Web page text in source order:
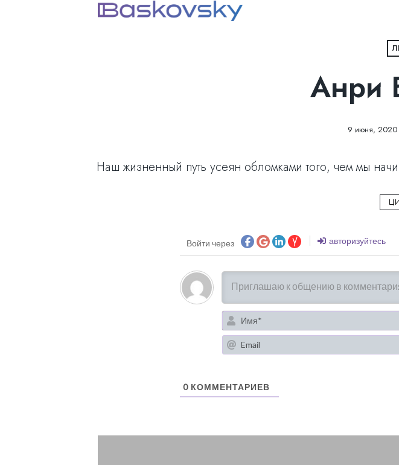
Анри
9 июня, 2020
Наш жизненный путь усеян обломками того, чем мы
Войти через авторизуйтесь
0 КОММЕНТАРИЕВ